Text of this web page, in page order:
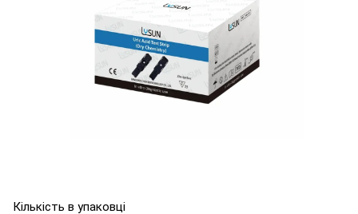
Кількість в упаковці